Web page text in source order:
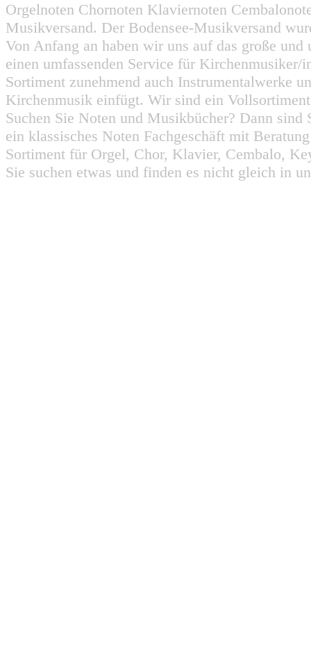
Orgelnoten Chornoten Klaviernoten
Musikversand. Der Bodensee-Musikversand
Von Anfang an haben wir uns auf das große
einen umfassenden Service für
Sortiment zunehmend auch Instrumentalwerke
Kirchenmusik einfügt. Wir sind ein
Suchen Sie Noten und Musikbücher? Dann
ein klassisches Noten Fachgeschäft mit
Sortiment für Orgel, Chor, Klavier, Cembalo,
Sie suchen etwas und finden es nicht gleich in